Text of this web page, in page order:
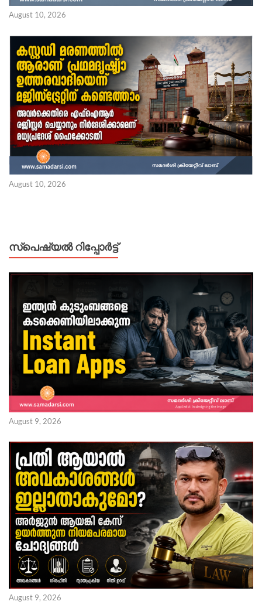
August 10, 2026
August 10, 2026
സ്പെഷ്യൽ റിപ്പോര്‍ട്ട്
August 9, 2026
August 9, 2026